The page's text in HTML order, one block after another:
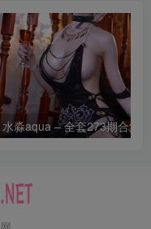
上将[40P-406.1M]